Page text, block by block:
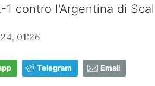
1 contro l'Argentina di
01:26
Telegram Email